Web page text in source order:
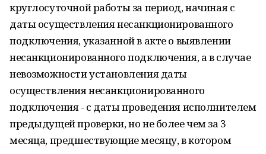
круглосуточной работы за период, начиная с
даты осуществления несанкционированного
подключения, указанной в акте о выявлении
несанкционированного подключения, а в случае
невозможности установления даты
осуществления несанкционированного
подключения - с даты проведения исполнителем
предыдущей проверки, но не более чем за 3
месяца, предшествующие месяцу, в котором